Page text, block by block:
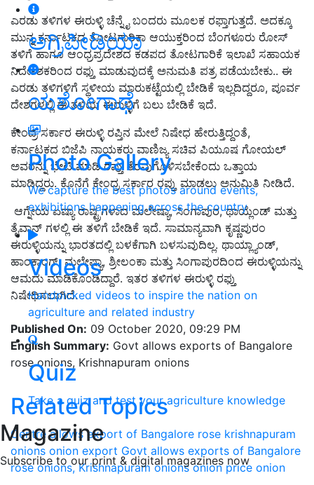
ಅಗ್ರಿಪೀಡಿಯಾ
ಯಶೋಗಾಥೆ
Photo Gallery
We capture the best photos around events,
exhibitions happening across the country
Videos
Handpicked videos to inspire the nation on
agriculture and related industry
Quiz
Take a quiz and test your agriculture knowledge
Magazine
Subscribe to our print & digital magazines now
ಎರಡು ತಳಿಗಳ ಈರುಳ್ಳಿ ಚೆನ್ನೈ ಬಂದರು ಮೂಲಕ ರಫ್ತಾಗುತ್ತದೆ. ಅದಕ್ಕೂ
ಮುನ್ನ ಕರ್ನಾಟಕದ ತೋಟಗಾರಿಕಾ ಆಯುಕ್ತರಿಂದ ಬೆಂಗಳೂರು ರೋಸ್‌
ತಳಿಗೆ ಹಾಗೂ ಆಂಧ್ರಪ್ರದೇಶದ ಕಡಪದ ತೋಟಗಾರಿಕೆ ಇಲಾಖೆ ಸಹಾಯಕ
ನಿರ್ದೇಶಕರಿಂದ ರಫ್ತು ಮಾಡುವುದಕ್ಕೆ ಅನುಮತಿ ಪತ್ರ ಪಡೆಯಬೇಕು.. ಈ
ಎರಡು ತಳಿಗಳಿಗೆ ಸ್ಥಳೀಯ ಮಾರುಕಟ್ಟೆಯಲ್ಲಿ ಬೇಡಿಕೆ ಇಲ್ಲದಿದ್ದರೂ, ಪೂರ್ವ
ದೇಶಗಳಲ್ಲಿ ಈ ತಳಿಯ ಈರುಳ್ಳಿಗೆ ಬಲು ಬೇಡಿಕೆ ಇದೆ.
ಕೇಂದ್ರ ಸರ್ಕಾರ ಈರುಳ್ಳಿ ರಪ್ತಿನ ಮೇಲೆ ನಿಷೇಧ ಹೇರುತ್ತಿದ್ದಂತೆ,
ಕರ್ನಾಟಕದ ಬಿಜೆಪಿ ನಾಯಕರು ವಾಣಿಜ್ಯ ಸಚಿವ ಪಿಯೂಷ ಗೋಯಲ್
ಅವರನ್ನು ಭೇಟಿ ಮಾಡಿ ರಪ್ತು ತೆರವುಗೊಳಿಸಬೇಕೆಂದು ಒತ್ತಾಯ
ಮಾಡಿದ್ದರು. ಕೊನೆಗೆ ಕೇಂದ್ರ ಸರ್ಕಾರ ರಪ್ತು ಮಾಡಲು ಅನುಮಿತಿ ನೀಡಿದೆ.
ಆಗ್ನೇಯ ಏಷ್ಯಾ ರಾಷ್ಟ್ರಗಳಾದ ಮಲೇಷ್ಯಾ, ಸಿಂಗಾಪುರ, ಥಾಯ್ಲೆಂಡ್ ಮತ್ತು
ತೈವಾನ್ ಗಳಲ್ಲಿ ಈ ತಳಿಗೆ ಬೇಡಿಕೆ ಇದೆ. ಸಾಮಾನ್ಯವಾಗಿ ಕೃಷ್ಣಪುರಂ
ಈರುಳ್ಳಿಯನ್ನು ಭಾರತದಲ್ಲಿ ಬಳಕೆಗಾಗಿ ಬಳಸುವುದಿಲ್ಲ. ಥಾಯ್ಲ್ಯಾಂಡ್,
ಹಾಂಕಾಂಗ್, ಮಲೇಷ್ಯಾ, ಶ್ರೀಲಂಕಾ ಮತ್ತು ಸಿಂಗಾಪುರದಿಂದ ಈರುಳ್ಳಿಯನ್ನು
ಆಮದು ಮಾಡಿಕೊ೦ಡಿದ್ದಾರೆ. ಇತರ ತಳಿಗಳ ಈರುಳ್ಳಿ ರಫ್ತು
ನಿಷೇಧಿಸಲಾಗಿದೆ.
Published On: 09 October 2020, 09:29 PM
English Summary: Govt allows exports of Bangalore
rose onions, Krishnapuram onions
Related Topics
Centre allows export of Bangalore rose krishnapuram
onions onion export Govt allows exports of Bangalore
rose onions, Krishnapuram onions onion price onion